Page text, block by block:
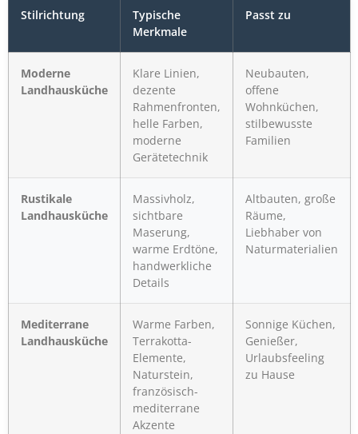
Stilrichtung
Typische
Merkmale
Passt zu
Moderne
Landhausküche
Klare Linien,
dezente
Rahmenfronten,
helle Farben,
moderne
Gerätetechnik
Neubauten,
offene
Wohnküchen,
stilbewusste
Familien
Rustikale
Landhausküche
Massivholz,
sichtbare
Maserung,
warme Erdtöne,
handwerkliche
Details
Altbauten, große
Räume,
Liebhaber von
Naturmaterialien
Mediterrane
Landhausküche
Warme Farben,
Terrakotta-
Elemente,
Naturstein,
französisch-
mediterrane
Akzente
Sonnige Küchen,
Genießer,
Urlaubsfeeling
zu Hause